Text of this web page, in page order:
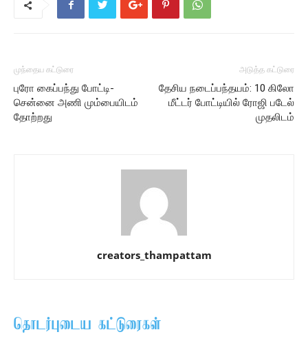
முந்தைய கட்டுரை
புரோ கைப்பந்து போட்டி-
சென்னை அணி மும்பையிடம்
தோற்றது
அடுத்த கட்டுரை
தேசிய நடைப்பந்தயம்: 10 கிலோ
மீட்டர் போட்டியில் ரோஜி படேல்
முதலிடம்
creators_thampattam
தொடர்புடைய கட்டுரைகள்